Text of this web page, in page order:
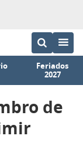
Feriados
2027
de